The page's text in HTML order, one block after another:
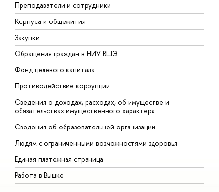
Преподаватели и сотрудники
Корпуса и общежития
Закупки
Обращения граждан в НИУ ВШЭ
Фонд целевого капитала
Противодействие коррупции
Сведения о доходах, расходах, об имуществе и
обязательствах имущественного характера
Сведения об образовательной организации
Людям с ограниченными возможностями здоровья
Единая платежная страница
Работа в Вышке